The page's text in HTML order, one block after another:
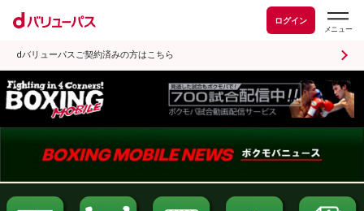
ログイン
dバリューパスご契約済みの方はこちら